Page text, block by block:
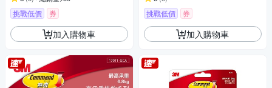
挑戰低價 券
加入購物車
挑戰低價 券
加入購物車